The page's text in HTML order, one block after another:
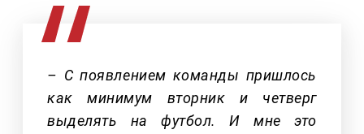
– С появлением команды пришлось
как минимум вторник и четверг
выделять на футбол. И мне это